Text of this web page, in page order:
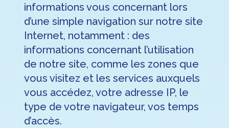
informations vous concernant lors
d’une simple navigation sur notre site
Internet, notamment : des
informations concernant l’utilisation
de notre site, comme les zones que
vous visitez et les services auxquels
vous accédez, votre adresse IP, le
type de votre navigateur, vos temps
d’accès.